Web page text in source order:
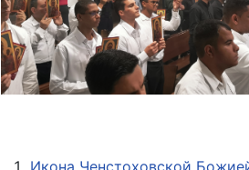
Икона Ченстоховской